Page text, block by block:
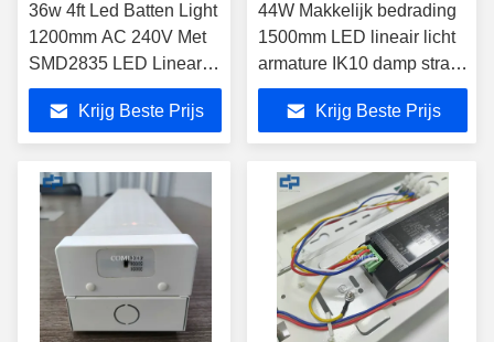
36w 4ft Led Batten Light
1200mm AC 240V Met
SMD2835 LED Linear
Light
Krijg Beste Prijs
44W Makkelijk bedrading
1500mm LED lineair licht
armature IK10 damp strak
LED licht
Krijg Beste Prijs